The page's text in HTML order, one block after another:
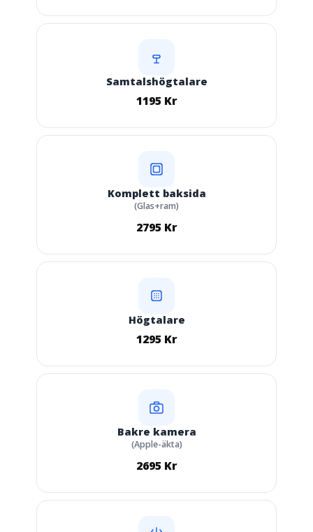
Samtalshögtalare
1195 Kr
Komplett baksida
(Glas+ram)
2795 Kr
Högtalare
1295 Kr
Bakre kamera
(Apple-äkta)
2695 Kr